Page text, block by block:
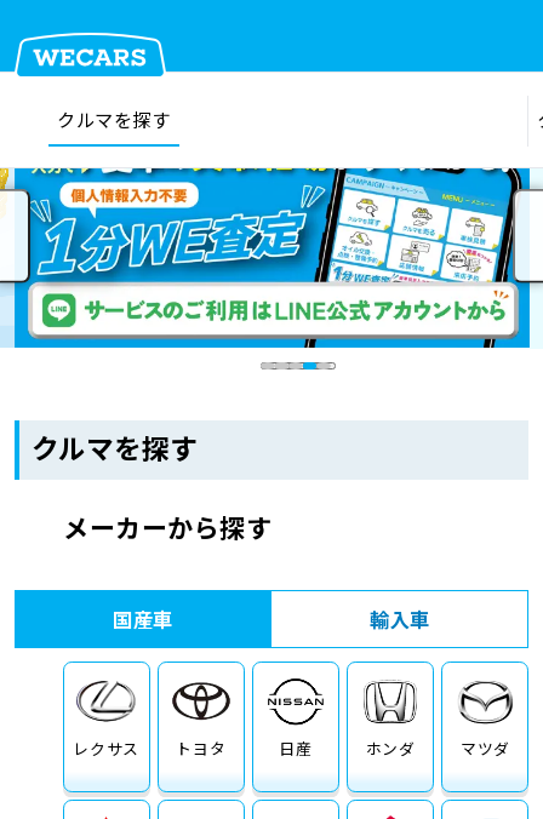
在庫検索
クルマを探す
クルマを売る
車検見積
車検料金・メニュー
品質管理とサポート体制
お役立ち情報
お問い合わせ
クルマを探す
クルマを探す
メーカーから探す
国産車
レクサス トヨタ 日産 ホンダ マツダ
輸入車